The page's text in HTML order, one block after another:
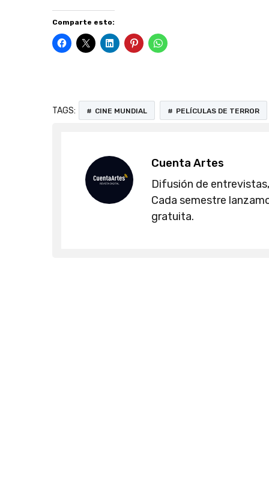
Comparte esto:
TAGS: CINE MUNDIAL PELÍCULAS DE TERROR
Cuenta Artes
Difusión de
Cada semestre
gratuita.